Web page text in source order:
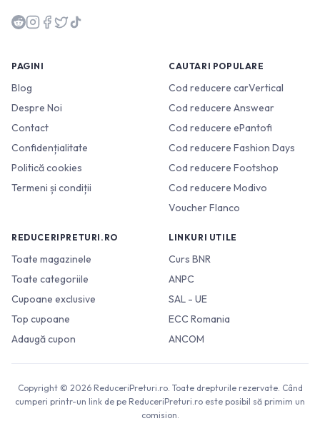
PAGINI
Blog
Despre Noi
Contact
Confidențialitate
Politică cookies
Termeni și condiții
CAUTARI POPULARE
Cod reducere carVertical
Cod reducere Answear
Cod reducere ePantofi
Cod reducere Fashion Days
Cod reducere Footshop
Cod reducere Modivo
Voucher Flanco
REDUCERIPRETURI.RO
Toate magazinele
Toate categoriile
Cupoane exclusive
Top cupoane
Adaugă cupon
LINKURI UTILE
Curs BNR
ANPC
SAL - UE
ECC Romania
ANCOM
Copyright © 2026 ReduceriPreturi.ro. Toate drepturile rezervate. Când
cumperi printr-un link de pe ReduceriPreturi.ro este posibil să primim un
comision.